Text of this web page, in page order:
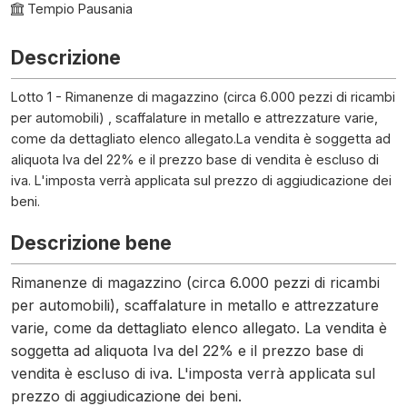
Tempio Pausania
Descrizione
Lotto 1 - Rimanenze di magazzino (circa 6.000 pezzi di ricambi
per automobili) , scaffalature in metallo e attrezzature varie,
come da dettagliato elenco allegato.La vendita è soggetta ad
aliquota Iva del 22% e il prezzo base di vendita è escluso di
iva. L'imposta verrà applicata sul prezzo di aggiudicazione dei
beni.
Descrizione bene
Rimanenze di magazzino (circa 6.000 pezzi di ricambi
per automobili), scaffalature in metallo e attrezzature
varie, come da dettagliato elenco allegato. La vendita è
soggetta ad aliquota Iva del 22% e il prezzo base di
vendita è escluso di iva. L'imposta verrà applicata sul
prezzo di aggiudicazione dei beni.